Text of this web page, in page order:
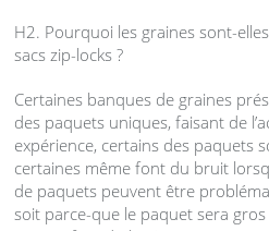
H2. Pourquoi les graines sont-
sacs zip-locks ?
Certaines banques de graines
des paquets uniques, faisant de
expérience, certains des paquets
certaines même font du bruit
de paquets peuvent être
soit parce-que le paquet sera